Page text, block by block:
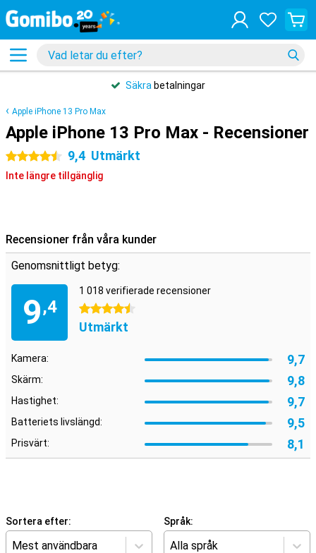
Säkra betalningar
Apple iPhone 13 Pro Max
Apple iPhone 13 Pro Max - Recensioner
4.5 stjärnor 9,4 Utmärkt
Inte längre tillgänglig
Recensioner från våra kunder
Genomsnittligt betyg:
9,4
1 018 verifierade recensioner
4.5 stjärnor
Utmärkt
Kamera: 9,7
Skärm: 9,8
Hastighet: 9,7
Batteriets livslängd: 9,5
Prisvärt: 8,1
Sortera efter:
Mest användbara
Språk:
Alla språk